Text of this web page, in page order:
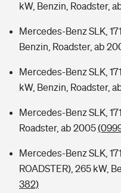
kW, Benzin, Roadster,
Mercedes-Benz SLK,
Benzin, Roadster, ab
Mercedes-Benz SLK,
kW, Benzin, Roadster,
Mercedes-Benz SLK,
Roadster, ab 2005
Mercedes-Benz SLK,
ROADSTER), 265 kW,
382)